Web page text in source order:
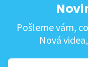
Pošleme vám,
Nová